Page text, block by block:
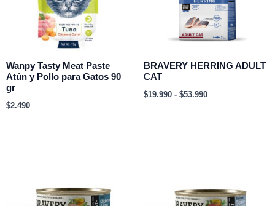
Wanpy Tasty Meat Paste
Atún y Pollo para Gatos 90
gr
$2.490
BRAVERY HERRING ADULT
CAT
$19.990 - $53.990